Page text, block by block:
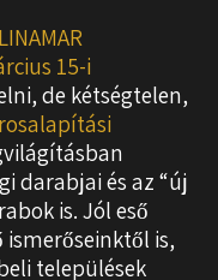
LINAMAR
15-i
de kétségtelen,
darabjai és az “új
is. Jól eső
is,
települések